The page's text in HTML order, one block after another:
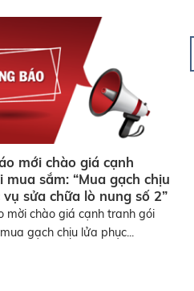
mới chào giá cạnh
mua sắm: “Mua gạch chịu
sửa chữa lò nung số 2”
mời chào giá cạnh tranh gói
gạch chịu lửa phục...